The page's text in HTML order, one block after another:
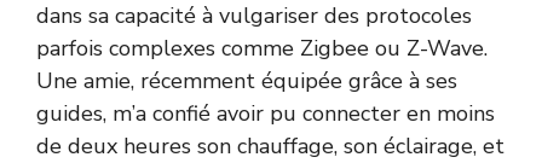
dans sa capacité à vulgariser des protocoles
parfois complexes comme Zigbee ou Z-Wave.
Une amie, récemment équipée grâce à ses
guides, m’a confié avoir pu connecter en moins
de deux heures son chauffage, son éclairage, et